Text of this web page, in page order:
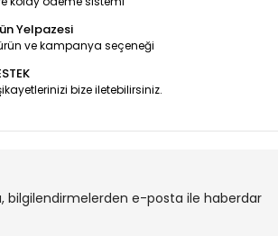
Yelpazesi
ve kampanya seçeneği
bize iletebilirsiniz.
bilgilendirmelerden e-posta ile haberdar